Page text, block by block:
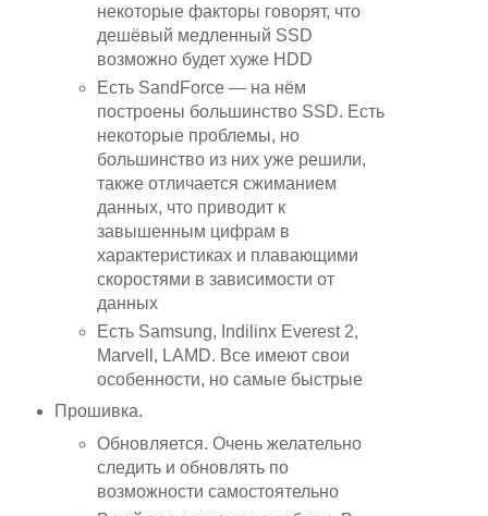
некоторые факторы говорят, что
дешёвый медленный SSD
возможно будет хуже HDD
Есть SandForce — на нём
построены большинство SSD. Есть
некоторые проблемы, но
большинство из них уже решили,
также отличается сжиманием
данных, что приводит к
завышенным цифрам в
характеристиках и плавающими
скоростями в зависимости от
данных
Есть Samsung, Indilinx Everest 2,
Marvell, LAMD. Все имеют свои
особенности, но самые быстрые
Прошивка.
Обновляется. Очень желательно
следить и обновлять по
возможности самостоятельно